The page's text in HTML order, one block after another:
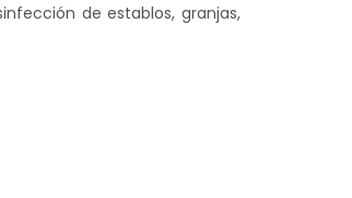
de establos, granjas,